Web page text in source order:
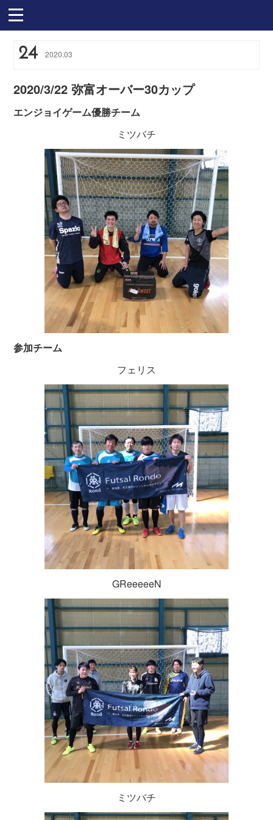
24 2020.03
2020/3/22 弥富オーバー30カップ
エンジョイゲーム優勝チーム
ミツバチ
参加チーム
フェリス
GReeeeeN
ミツバチ